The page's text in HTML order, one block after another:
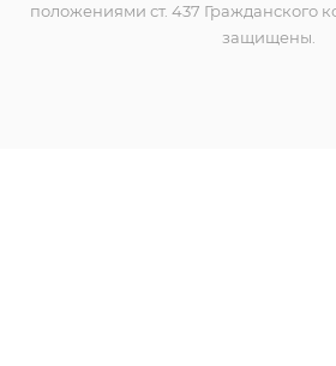
положениями ст. 437 Гражданского
защищены.